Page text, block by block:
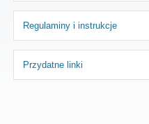
Regulaminy i instrukcje
Przydatne linki